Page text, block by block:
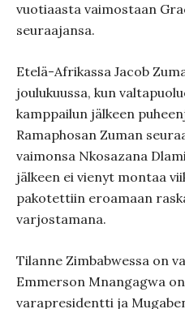
vuotiaasta vaimostaan
seuraajansa.
Etelä-Afrikassa Jacob
joulukuussa, kun
kamppailun jälkeen
Ramaphosan Zuman
vaimonsa Nkosazana
jälkeen ei vienyt montaa
pakotettiin eroamaan
varjostamana.
Tilanne Zimbabwessa on
Emmerson Mnangagwa
varapresidentti ja